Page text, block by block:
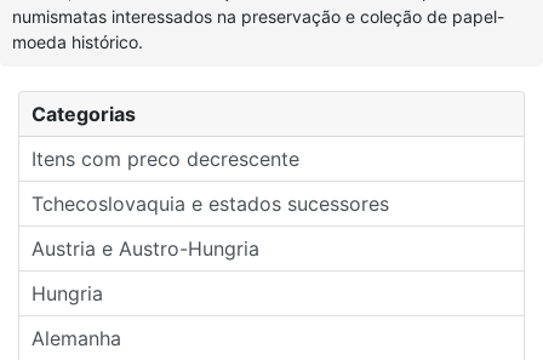
Categorias
Itens com preco decrescente
Tchecoslovaquia e estados sucessores
Austria e Austro-Hungria
Hungria
Alemanha
numismatas interessados na preservação e coleção de papel-
moeda histórico.